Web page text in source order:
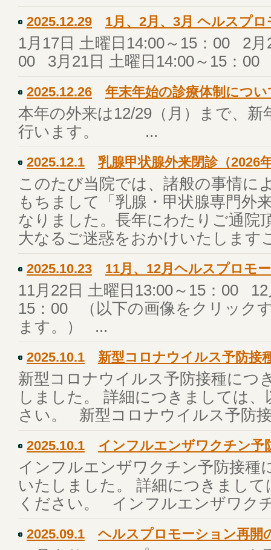
2025.12.29 1月、2月、3月 ヘルスプ
1月17日 土曜日14:00～15：00 2月
00 3月21日 土曜日14:00～15：
2025.12.26 年末年始の診療体制につい
本年の外来は12/29（月）まで、新
行います。 ...
2025.12.1 乳腺甲状腺外来閉診（2026
このたび当院では、諸般の事情に
もちまして「乳腺・甲状腺専門外
なりました。長年にわたりご通院
大なるご迷惑をおかけいたします
2025.10.23 11月、12月ヘルスプロモ
11月22日 土曜日13:00～15：00
15：00 （以下の画像をクリック
ます。） ...
2025.10.1 新型コロナウイルス予防接
新型コロナウイルス予防接種につ
しました。 詳細につきましては
さい。 新型コロナウイルス予防
2025.10.1 インフルエンザワクチン予
インフルエンザワクチン予防接種
いたしました。 詳細につきまし
ください。 インフルエンザワク
2025.09.1 ヘルスプロモーション再開